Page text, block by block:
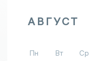
АВГУСТ
Пн Вт Ср